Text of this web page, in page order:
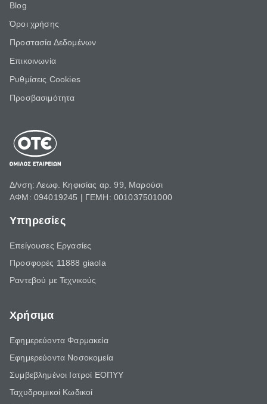
Blog
Όροι χρήσης
Προστασία Δεδομένων
Επικοινωνία
Ρυθμίσεις Cookies
Προσβασιμότητα
Δ/νση: Λεωφ. Κηφισίας αρ. 99, Μαρούσι
ΑΦΜ: 094019245 | ΓΕΜΗ: 001037501000
Υπηρεσίες
Επείγουσες Εργασίες
Προσφορές 11888 giaola
Ραντεβού με Τεχνικούς
Χρήσιμα
Εφημερεύοντα Φαρμακεία
Εφημερεύοντα Νοσοκομεία
Συμβεβλημένοι Ιατροί ΕΟΠΥΥ
Ταχυδρομικοί Κωδικοί